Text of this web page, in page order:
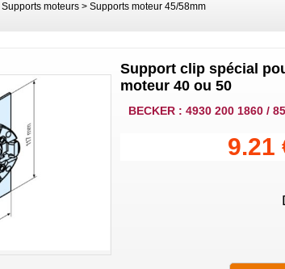
Supports moteurs> Supports moteur 45/58mm
Support clip spécial
moteur 40 ou 50
BECKER : 4930 200 1860 /
9.21